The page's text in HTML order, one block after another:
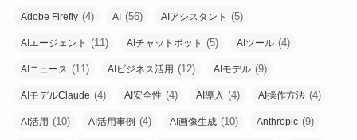
Adobe Firefly (4) AI (56) AIアシスタント (5)
AIエージェント (11) AIチャットボット (5) AIツール (4)
AIニュース (11) AIビジネス活用 (12) AIモデル (9)
AIモデルClaude (4) AI安全性 (4) AI導入 (4) AI操作方法 (4)
AI活用 (10) AI活用事例 (4) AI画像生成 (10) Anthropic (9)